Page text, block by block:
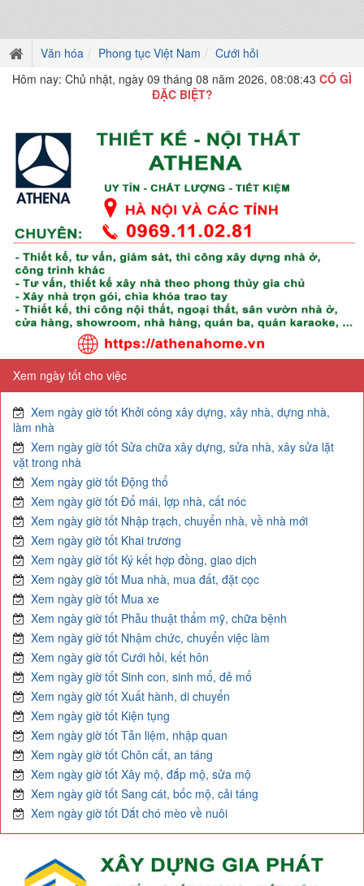
Văn hóa Phong tục Việt Nam
Cưới hỏi
Hôm nay: Chủ nhật, ngày 09 tháng 08 năm 2026, 08:08:43 CÓ GÌ
ĐẶC BIỆT?
Xem ngày tốt cho việc
Xem ngày giờ tốt Khởi công xây dựng, xây nhà, dựng nhà,
làm nhà
Xem ngày giờ tốt Sửa chữa xây dựng, sửa nhà, xây sửa lặt
vặt trong nhà
Xem ngày giờ tốt Động thổ
Xem ngày giờ tốt Đổ mái, lợp nhà, cất nóc
Xem ngày giờ tốt Nhập trạch, chuyển nhà, về nhà mới
Xem ngày giờ tốt Khai trương
Xem ngày giờ tốt Ký kết hợp đồng, giao dịch
Xem ngày giờ tốt Mua nhà, mua đất, đặt cọc
Xem ngày giờ tốt Mua xe
Xem ngày giờ tốt Phẫu thuật thẩm mỹ, chữa bệnh
Xem ngày giờ tốt Nhậm chức, chuyển việc làm
Xem ngày giờ tốt Cưới hỏi, kết hôn
Xem ngày giờ tốt Sinh con, sinh mổ, đẻ mổ
Xem ngày giờ tốt Xuất hành, di chuyển
Xem ngày giờ tốt Kiện tụng
Xem ngày giờ tốt Tẫn liệm, nhập quan
Xem ngày giờ tốt Chôn cất, an táng
Xem ngày giờ tốt Xây mộ, đắp mộ, sửa mộ
Xem ngày giờ tốt Sang cát, bốc mộ, cải táng
Xem ngày giờ tốt Dắt chó mèo về nuôi